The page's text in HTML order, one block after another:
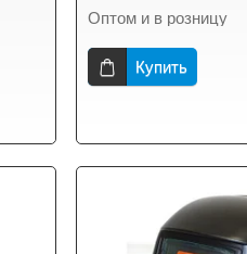
Оптом и в розницу
Купить